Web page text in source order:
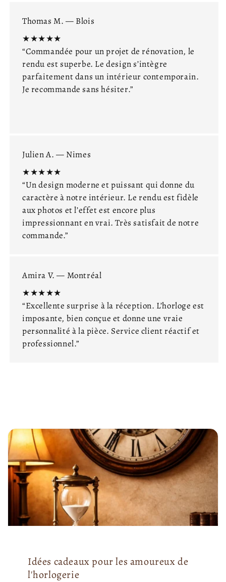
Thomas M. — Blois
★★★★★
“Commandée pour un projet de rénovation, le
rendu est superbe. Le design s’intègre
parfaitement dans un intérieur contemporain.
Je recommande sans hésiter.”
Julien A. — Nimes
★★★★★
“Un design moderne et puissant qui donne du
caractère à notre intérieur. Le rendu est fidèle
aux photos et l’effet est encore plus
impressionnant en vrai. Très satisfait de notre
commande.”
Amira V. — Montréal
★★★★★
“Excellente surprise à la réception. L’horloge est
imposante, bien conçue et donne une vraie
personnalité à la pièce. Service client réactif et
professionnel.”
Idées cadeaux pour les amoureux de
l'horlogerie